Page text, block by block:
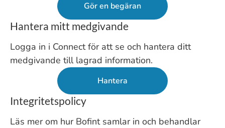
Gör en begäran
Hantera mitt medgivande
Logga in i Connect för att se och hantera ditt
medgivande till lagrad information.
Hantera
Integritetspolicy
Läs mer om hur Bofint samlar in och behandlar